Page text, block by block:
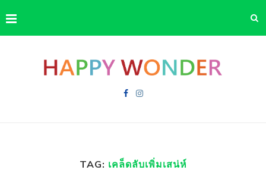
TAG: เคล็ดลับเพิ่มเสน่ห์